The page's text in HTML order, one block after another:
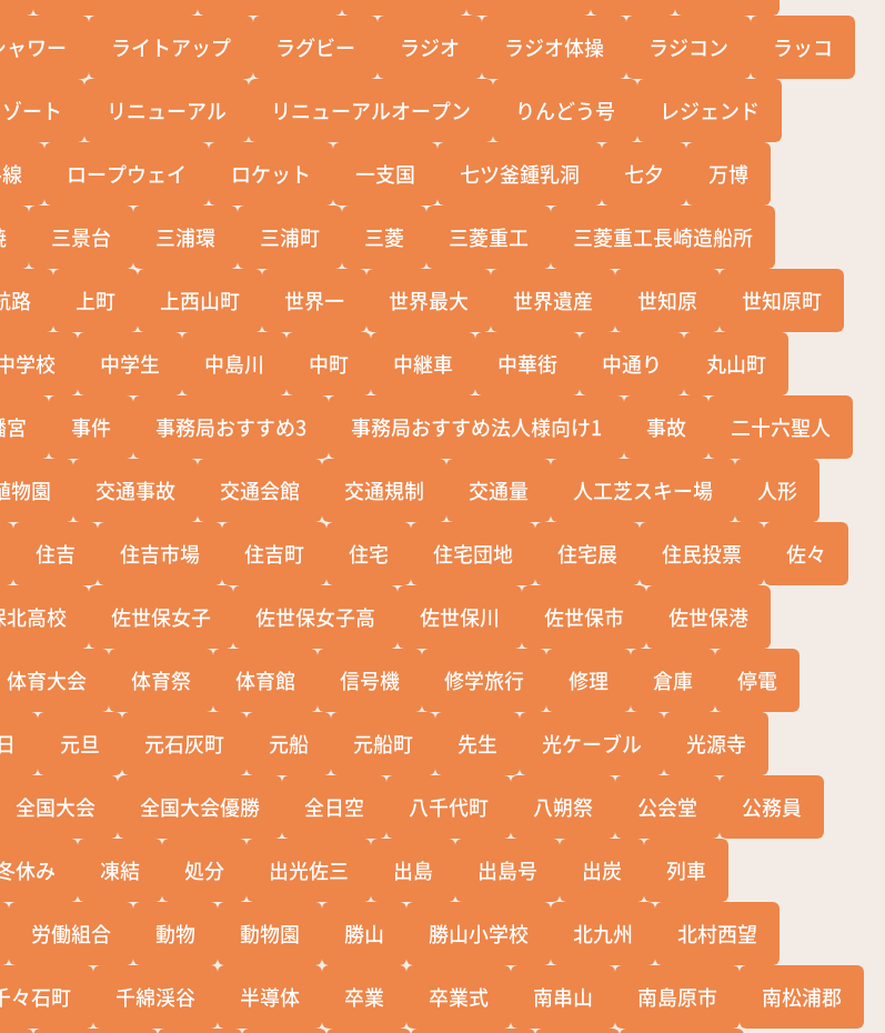
ャワー ライトアップ ラグビー ラジオ ラジオ体操 ラジコン ラッコ
ート リニューアル リニューアルオープン りんどう号 レジェンド
ロープウェイ ロケット 一支国 七ツ釜鍾乳洞 七夕 万博
三景台 三浦環 三浦町 三菱 三菱重工 三菱重工長崎造船所
路 上町 上西山町 世界一 世界最大 世界遺産 世知原 世知原町
学校 中学生 中島川 中町 中継車 中華街 中通り 丸山町
宮 事件 事務局おすすめ3 事務局おすすめ法人様向け1 事故 二十六聖人
物園 交通事故 交通会館 交通規制 交通量 人工芝スキー場 人形
住吉 住吉市場 住吉町 住宅 住宅団地 住宅展 住民投票 佐々
北高校 佐世保女子 佐世保女子高 佐世保川 佐世保市 佐世保港
体育大会 体育祭 体育館 信号機 修学旅行 修理 倉庫 停電
元旦 元石灰町 元船 元船町 先生 光ケーブル 光源寺
全国大会 全国大会優勝 全日空 八千代町 八朔祭 公会堂 公務員
休み 凍結 処分 出光佐三 出島 出島号 出炭 列車
労働組合 動物 動物園 勝山 勝山小学校 北九州 北村西望
々石町 千綿渓谷 半導体 卒業 卒業式 南串山 南島原市 南松浦郡